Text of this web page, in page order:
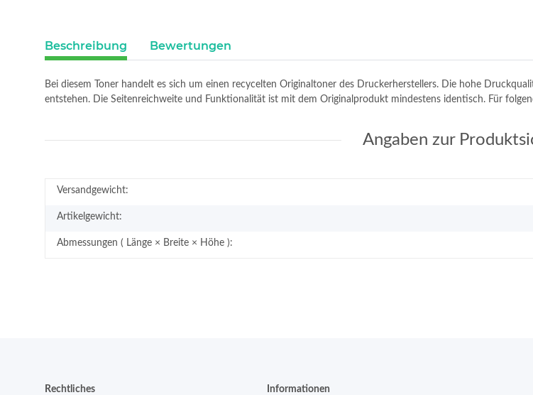
Beschreibung Bewertungen
Bei diesem Toner handelt es sich um einen recycelten Originaltoner des Druckerherstellers. Die hohe
entstehen. Die Seitenreichweite und Funktionalität ist mit dem Originalprodukt mindestens identisch. Für
Angaben zur
Versandgewicht:
Artikelgewicht:
Abmessungen ( Länge × Breite × Höhe ):
Rechtliches Informationen